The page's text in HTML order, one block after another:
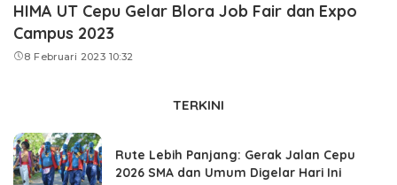
HIMA UT Cepu Gelar Blora Job Fair dan Expo
Campus 2023
8 Februari 2023 10:32
TERKINI
Rute Lebih Panjang: Gerak Jalan Cepu
2026 SMA dan Umum Digelar Hari Ini